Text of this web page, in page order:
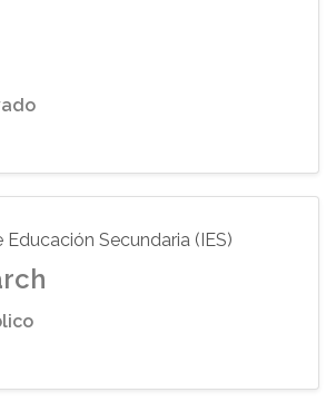
Secundaria (IES)